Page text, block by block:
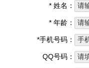
* 姓名：
* 年龄：
*手机号码：
QQ号码：